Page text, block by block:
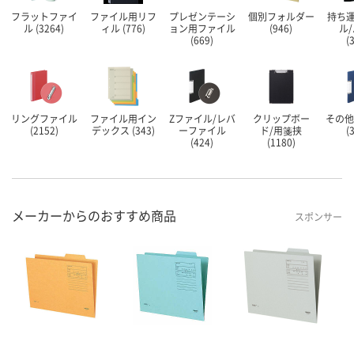
フラットファイ
ル (3264)
ファイル用リフ
ィル (776)
プレゼンテーシ
ョン用ファイル
(669)
個別フォルダー
(946)
持ち
ル
リングファイル
(2152)
ファイル用イン
デックス (343)
Zファイル/レバ
ーファイル
(424)
クリップボー
ド/用箋挟
(1180)
その
メーカーからのおすすめ商品 スポンサー